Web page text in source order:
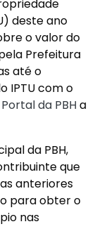
deste ano
o valor do
Prefeitura
até o
IPTU com o
Portal da PBHa
da PBH,
que
anteriores
para obter o
nas